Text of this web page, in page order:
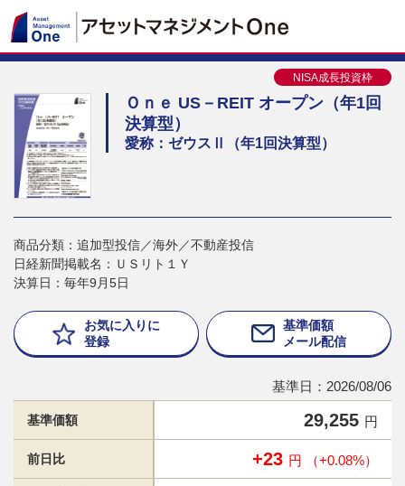
NISA成長投資枠
Ｏｎｅ US－REIT オープン（年1回
決算型）
愛称：ゼウスⅡ（年1回決算型）
商品分類：追加型投信／海外／不動産投信
日経新聞掲載名：ＵＳリト１Ｙ
決算日：毎年9月5日
お気に入りに
登録
基準価額
メール配信
基準日：2026/08/06
基準価額 29,255 円
前日比 +23 円 （+0.08%）